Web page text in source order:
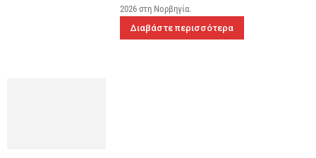
2026 στη Νορβηγία.
Διαβάστε περισσότερα